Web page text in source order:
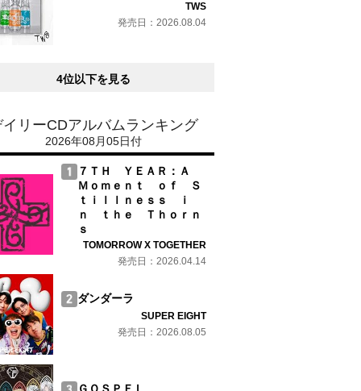
TWS
発売日：2026.08.04
4位以下を見る
イリーCDアルバムランキング
2026年08月05日付
７ＴＨ ＹＥＡＲ：Ａ
Ｍｏｍｅｎｔ ｏｆ Ｓ
ｔｉｌｌｎｅｓｓ ｉ
ｎ ｔｈｅ Ｔｈｏｒｎ
ｓ
TOMORROW X TOGETHER
発売日：2026.04.14
ダンダーラ
SUPER EIGHT
発売日：2026.08.05